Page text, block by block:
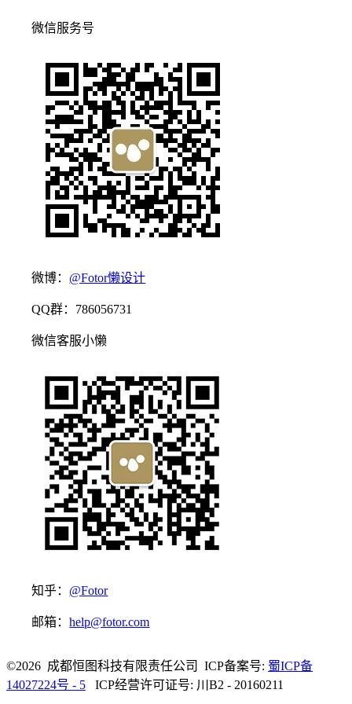
微信服务号
微博： @Fotor懒设计
QQ群：786056731
微信客服小懒
知乎： @Fotor
邮箱：help@fotor.com
©2026 成都恒图科技有限责任公司 ICP备案号: 蜀ICP备
14027224号 - 5 ICP经营许可证号: 川B2 - 20160211